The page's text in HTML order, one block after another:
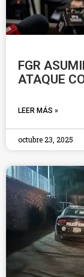
FGR
ATAQUE
LEER MÁS »
octubre 23, 2025